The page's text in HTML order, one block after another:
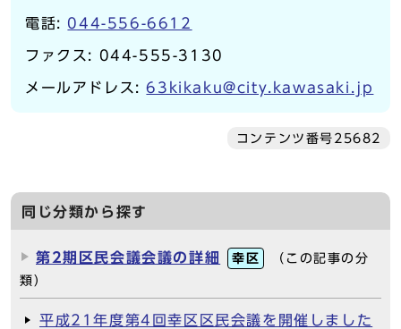
電話: 044-556-6612
ファクス: 044-555-3130
メールアドレス:63kikaku@city.kawasaki.jp
コンテンツ番号25682
同じ分類から探す
第2期区民会議会議の詳細 幸区
（この記事の分
類）
平成21年度第4回幸区区民会議を開催しました